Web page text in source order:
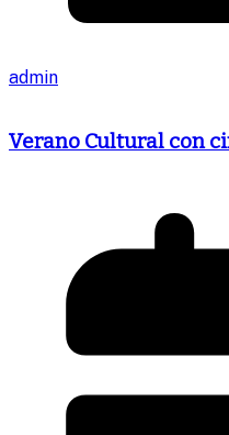
admin
Verano Cultural con